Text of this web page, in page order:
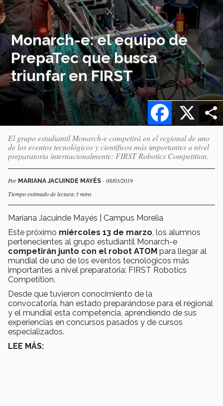
Monarch-e: el equipo de
PrepaTec que busca
triunfar en FIRST
X
Facebook
El grupo estudiantil Monarch-e competirá en el regional de uno
de los eventos tecnológicos y científicos más importantes a nivel
preparatoria internacionalmente: FIRST Robotics Competition.
Por MARIANA JACUINDE MAYÉS - 08/03/2019
Tiempo estimado de lectura:3 mins
Mariana Jacuinde Mayés | Campus Morelia
Este próximo miércoles 13 de marzo , los alumnos
pertenecientes al grupo estudiantil Monarch-e
competirán junto con el robot ATOM para llegar al
mundial de uno de los eventos tecnológicos más
importantes a nivel preparatoria: FIRST Robotics
Competition.
Desde que tuvieron conocimiento de la
convocatoria, han estado preparándose para el regional
y el mundial esta competencia, aprendiendo de sus
experiencias en concursos pasados y de cursos
especializados.
LEE MÁS: